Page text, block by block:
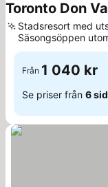
Toronto Don
Stadsresort med
Säsongsöppen
Från 1 040 kr
Se priser från 6